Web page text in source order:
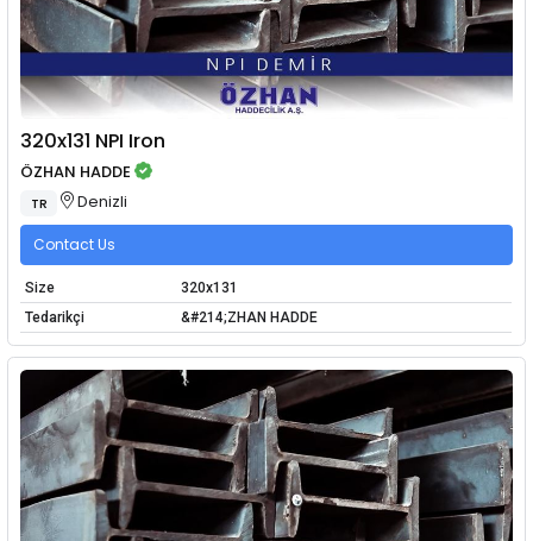
320x131 NPI Iron
ÖZHAN HADDE
TR Denizli
Contact Us
Size
320x131
Tedarikçi
&#214;ZHAN HADDE